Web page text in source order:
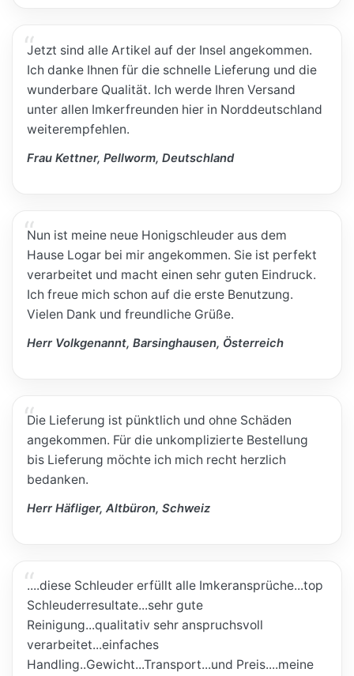
Jetzt sind alle Artikel auf der Insel angekommen.
Ich danke Ihnen für die schnelle Lieferung und die
wunderbare Qualität. Ich werde Ihren Versand
unter allen Imkerfreunden hier in Norddeutschland
weiterempfehlen.
Frau Kettner, Pellworm, Deutschland
Nun ist meine neue Honigschleuder aus dem
Hause Logar bei mir angekommen. Sie ist perfekt
verarbeitet und macht einen sehr guten Eindruck.
Ich freue mich schon auf die erste Benutzung.
Vielen Dank und freundliche Grüße.
Herr Volkgenannt, Barsinghausen, Österreich
Die Lieferung ist pünktlich und ohne Schäden
angekommen. Für die unkomplizierte Bestellung
bis Lieferung möchte ich mich recht herzlich
bedanken.
Herr Häfliger, Altbüron, Schweiz
....diese Schleuder erfüllt alle Imkeransprüche...top
Schleuderresultate...sehr gute
Reinigung...qualitativ sehr anspruchsvoll
verarbeitet...einfaches
Handling..Gewicht...Transport...und Preis....meine